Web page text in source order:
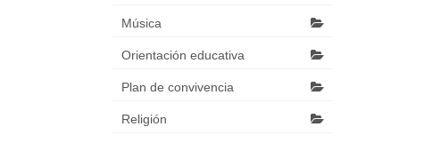
Música
Orientación educativa
Plan de convivencia
Religión